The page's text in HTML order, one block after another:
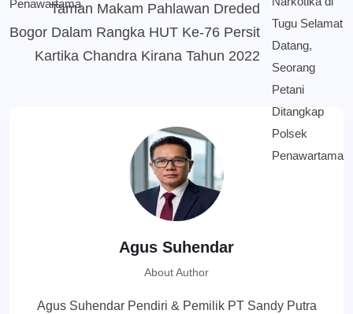
Taman Makam Pahlawan Dreded
Bogor Dalam Rangka HUT Ke-76 Persit
Kartika Chandra Kirana Tahun 2022
Agus Suhendar
About Author
Agus Suhendar Pendiri & Pemilik PT Sandy Putra